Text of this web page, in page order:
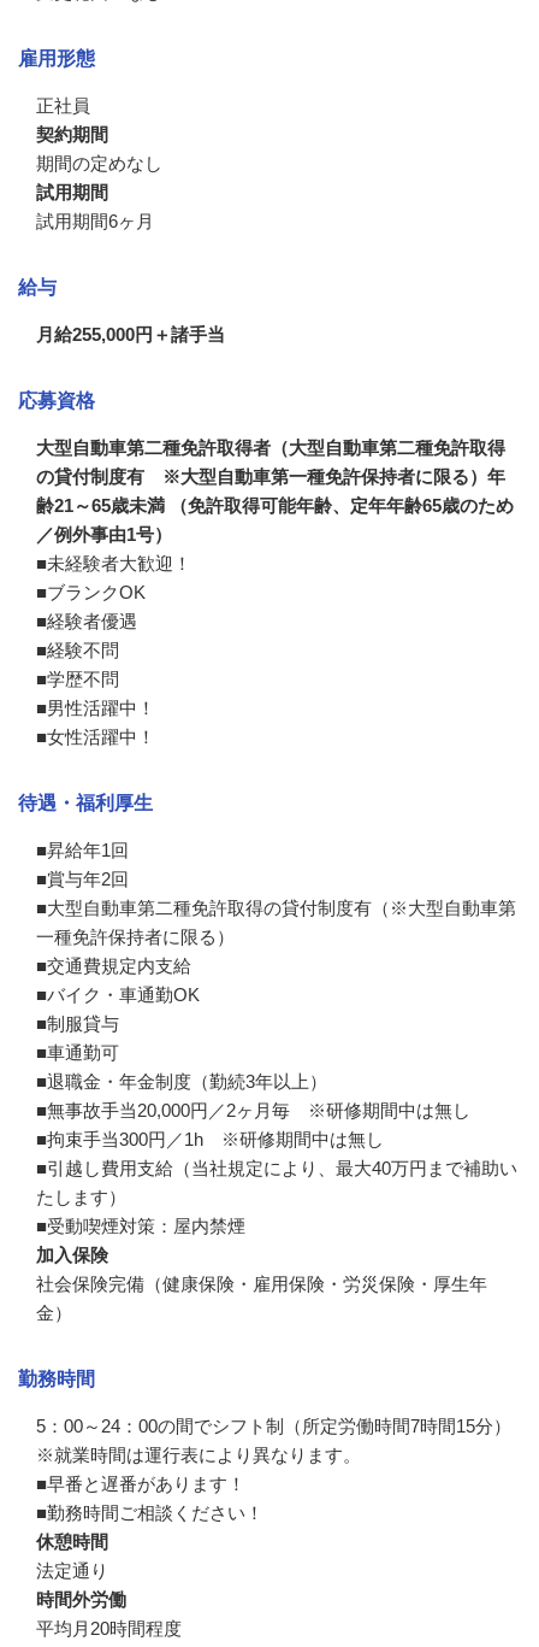
雇用形態
正社員
契約期間
期間の定めなし
試用期間
試用期間6ヶ月
給与
月給255,000円＋諸手当
応募資格
大型自動車第二種免許取得者（大型自動車第二種免許取得
の貸付制度有 ※大型自動車第一種免許保持者に限る）年
齢21～65歳未満 （免許取得可能年齢、定年年齢65歳のため
／例外事由1号）
■未経験者大歓迎！
■ブランクOK
■経験者優遇
■経験不問
■学歴不問
■男性活躍中！
■女性活躍中！
待遇・福利厚生
■昇給年1回
■賞与年2回
■大型自動車第二種免許取得の貸付制度有（※大型自動車第
一種免許保持者に限る）
■交通費規定内支給
■バイク・車通勤OK
■制服貸与
■車通勤可
■退職金・年金制度（勤続3年以上）
■無事故手当20,000円／2ヶ月毎　※研修期間中は無し
■拘束手当300円／1h　※研修期間中は無し
■引越し費用支給（当社規定により、最大40万円まで補助い
たします）
■受動喫煙対策：屋内禁煙
加入保険
社会保険完備（健康保険・雇用保険・労災保険・厚生年
金）
勤務時間
5：00～24：00の間でシフト制（所定労働時間7時間15分）
※就業時間は運行表により異なります。
■早番と遅番があります！
■勤務時間ご相談ください！
休憩時間
法定通り
時間外労働
平均月20時間程度